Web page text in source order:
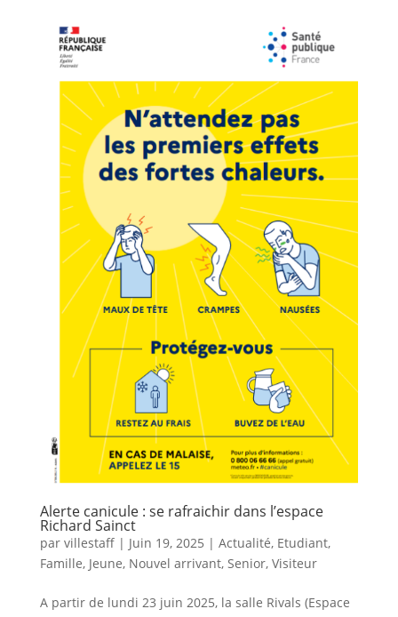
Alerte canicule : se rafraichir dans l’espace
Richard Sainct
par villestaff| Juin 19, 2025 | Actualité, Etudiant,
Famille, Jeune, Nouvel arrivant, Senior, Visiteur
A partir de lundi 23 juin 2025, la salle Rivals (Espace